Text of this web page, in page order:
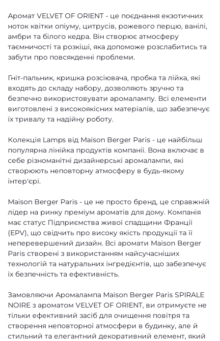
Аромат VELVET OF ORIENT - це поєднання екзотичних
ноток квітки опіуму, цитрусів, рожевого перцю, ванілі,
амбри та білого кедра. Він створює атмосферу
таємничості та розкіші, яка допоможе розслабитись та
забути про повсякденні проблеми.
Гніт-пальник, кришка розсіювача, пробка та лійка, які
входять до складу набору, дозволяють зручно та
безпечно використовувати аромалампу. Всі елементи
виготовлені з високоякісних матеріалів, що забезпечує
їх тривалу та надійну роботу.
Колекція Lamps від Maison Berger Paris - це найбільш
популярна лінійка продуктів компанії. Вона включає в
себе різноманітні дизайнерські аромалампи, які
створюють неповторну атмосферу в будь-якому
інтер'єрі.
Maison Berger Paris - це не просто бренд, це справжній
лідер на ринку преміум ароматів для дому. Компанія
має статус Підприємства живої спадщини Франції
(EPV), що свідчить про високу якість продукції та її
неперевершений дизайн. Всі аромати Maison Berger
Paris створені з використанням найсучасніших
технологій та натуральних інгредієнтів, що забезпечує
їх безпечність та ефективність.
Замовляючи Аромалампа Maison Berger Paris SPIRALE
NOIRE з ароматом VELVET OF ORIENT, ви отримуєте не
тільки ефективний засіб для очищення повітря та
створення неповторної атмосфери в будинку, але й
стильний та елегантний декоративний елемент, який